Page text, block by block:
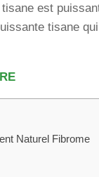
est
tisane
Naturel Fibrome